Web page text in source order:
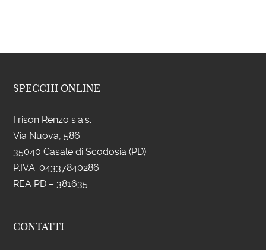
SPECCHI ONLINE
Frison Renzo s.a.s.
Via Nuova, 586
35040 Casale di Scodosia (PD)
P.IVA: 04337840286
REA PD – 381635
CONTATTI